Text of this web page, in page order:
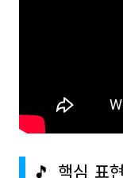
🎵 핵심 표